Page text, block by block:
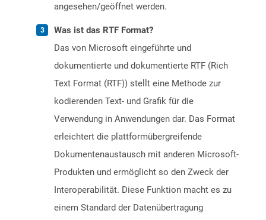
angesehen/geöffnet werden.
Was ist das RTF Format?
Das von Microsoft eingeführte und
dokumentierte und dokumentierte RTF (Rich
Text Format (RTF)) stellt eine Methode zur
kodierenden Text- und Grafik für die
Verwendung in Anwendungen dar. Das Format
erleichtert die plattformübergreifende
Dokumentenaustausch mit anderen Microsoft-
Produkten und ermöglicht so den Zweck der
Interoperabilität. Diese Funktion macht es zu
einem Standard der Datenübertragung